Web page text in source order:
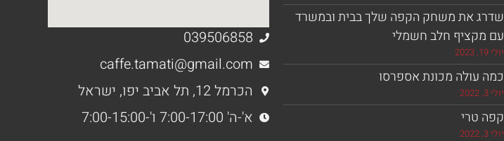
שדרג את משחק הקפה שלך בבית ובמשרד
עם מקציף חלב חשמלי
יולי 19, 2023
כמה עולה מכונת אספרסו
יולי 3, 2022
קפה טרי
יולי 3, 2022
039506858
caffe.tamati@gmail.com
הכרמל 12, תל אביב יפו, ישראל
א'-ה' 7:00-17:00 ו'-7:00-15:00